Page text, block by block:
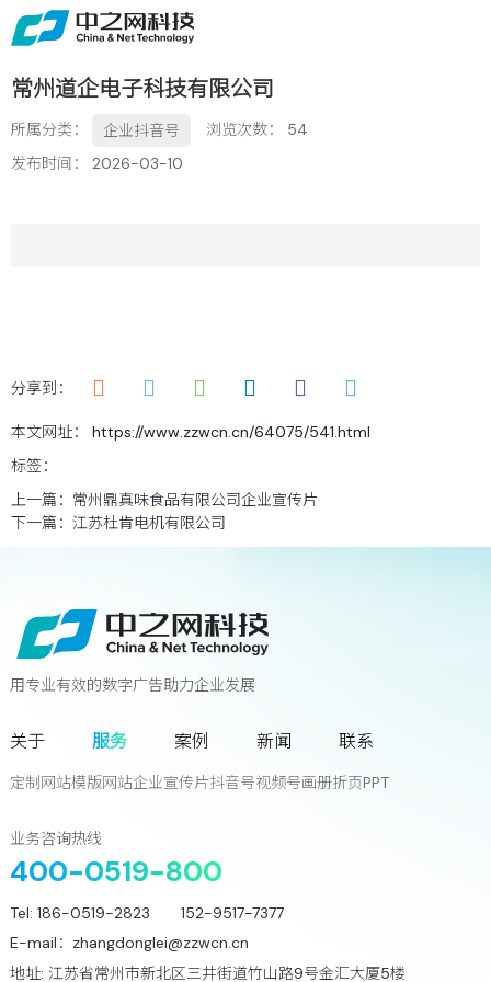
关于
服务
常州道企电子科技有限公司
所属分类： 企业抖音号 浏览次数： 54
发布时间： 2026-03-10
分享到：
本文网址： https://www.zzwcn.cn/64075/541.html
标签：
上一篇： 常州鼎真味食品有限公司企业宣传片
下一篇： 江苏杜肯电机有限公司
只差一次对话!
用专业有效的数字广告助力企业发展
关于 服务 案例 新闻 联系
定制网站模版网站企业宣传片抖音号视频号画册折页PPT
业务咨询热线
400-0519-800
Tel: 186-0519-2823 152-9517-7377
E-mail： zhangdonglei@zzwcn.cn
地址: 江苏省常州市新北区三井街道竹山路9号金汇大厦5楼